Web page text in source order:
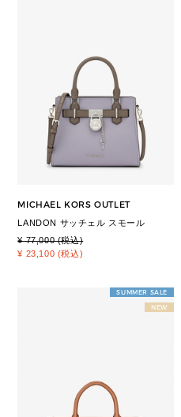
MICHAEL KORS OUTLET
LANDON サッチェル スモール
¥ 77,000 (税込)
¥ 23,100 (税込)
SUMMER SALE
NEW